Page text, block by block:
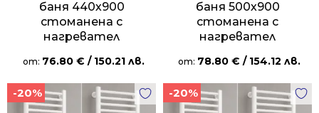
баня 440х900
стоманена с
нагревател
от: 76.80 € / 150.21 лв.
баня 500х900
стоманена с
нагревател
от: 78.80 € / 154.12 лв.
-20% -20%